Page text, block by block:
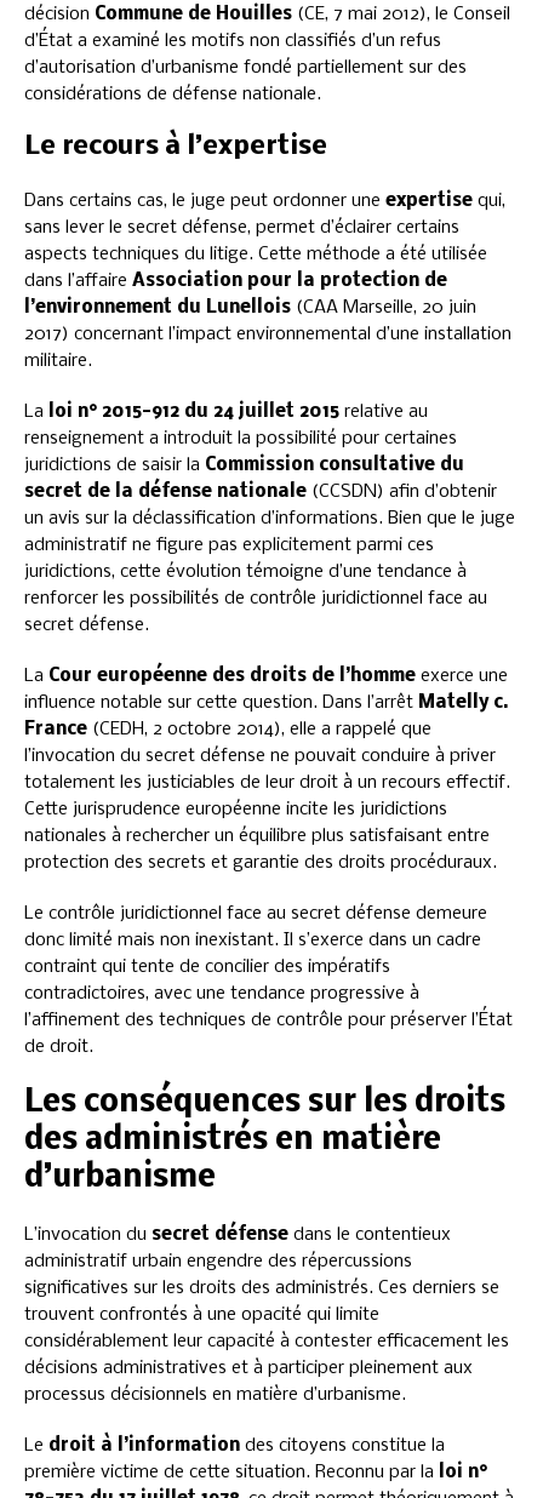
décision Commune de Houilles (CE, 7 mai 2012), le Conseil
d’État a examiné les motifs non classifiés d’un refus
d’autorisation d’urbanisme fondé partiellement sur des
considérations de défense nationale.
Le recours à l’expertise
Dans certains cas, le juge peut ordonner une expertise qui,
sans lever le secret défense, permet d’éclairer certains
aspects techniques du litige. Cette méthode a été utilisée
dans l’affaire Association pour la protection de
l’environnement du Lunellois (CAA Marseille, 20 juin
2017) concernant l’impact environnemental d’une installation
militaire.
La loi n° 2015-912 du 24 juillet 2015 relative au
renseignement a introduit la possibilité pour certaines
juridictions de saisir la Commission consultative du
secret de la défense nationale (CCSDN) afin d’obtenir
un avis sur la déclassification d’informations. Bien que le juge
administratif ne figure pas explicitement parmi ces
juridictions, cette évolution témoigne d’une tendance à
renforcer les possibilités de contrôle juridictionnel face au
secret défense.
La Cour européenne des droits de l’homme exerce une
influence notable sur cette question. Dans l’arrêt Matelly c.
France (CEDH, 2 octobre 2014), elle a rappelé que
l’invocation du secret défense ne pouvait conduire à priver
totalement les justiciables de leur droit à un recours effectif.
Cette jurisprudence européenne incite les juridictions
nationales à rechercher un équilibre plus satisfaisant entre
protection des secrets et garantie des droits procéduraux.
Le contrôle juridictionnel face au secret défense demeure
donc limité mais non inexistant. Il s’exerce dans un cadre
contraint qui tente de concilier des impératifs
contradictoires, avec une tendance progressive à
l’affinement des techniques de contrôle pour préserver l’État
de droit.
Les conséquences sur les droits
des administrés en matière
d’urbanisme
L’invocation du secret défense dans le contentieux
administratif urbain engendre des répercussions
significatives sur les droits des administrés. Ces derniers se
trouvent confrontés à une opacité qui limite
considérablement leur capacité à contester efficacement les
décisions administratives et à participer pleinement aux
processus décisionnels en matière d’urbanisme.
Le droit à l’information des citoyens constitue la
première victime de cette situation. Reconnu par la
loi n°